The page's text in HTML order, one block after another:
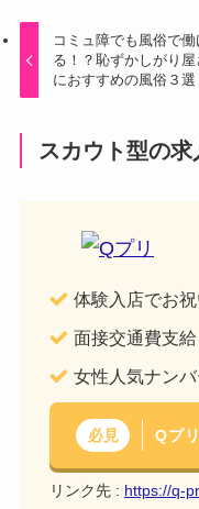
コミュ障でも風俗で働
る！？恥ずかしがり屋
におすすめの風俗３選
スカウト型の求
体験入店でお
面接交通費支給
女性人気ナン
必見 Qプ
リンク先 : https://q-